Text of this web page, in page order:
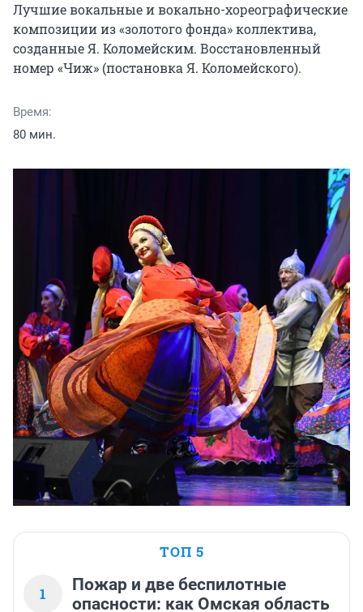
Лучшие вокальные и вокально-хореографические
композиции из «золотого фонда» коллектива,
созданные Я. Коломейским. Восстановленный
номер «Чиж» (постановка Я. Коломейского).
Время:
80 мин.
ТОП 5
1
Пожар и две беспилотные
опасности: как Омская область